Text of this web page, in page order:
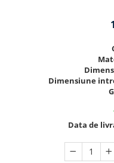
Dimensiune
Data de